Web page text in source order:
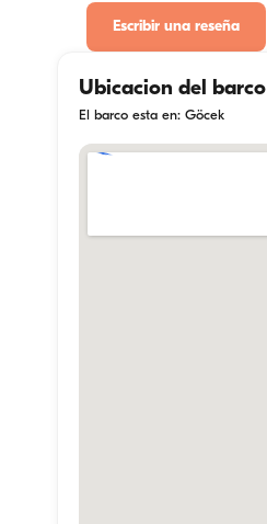
Escribir una reseña
Ubicacion del barco
El barco esta en: Göcek